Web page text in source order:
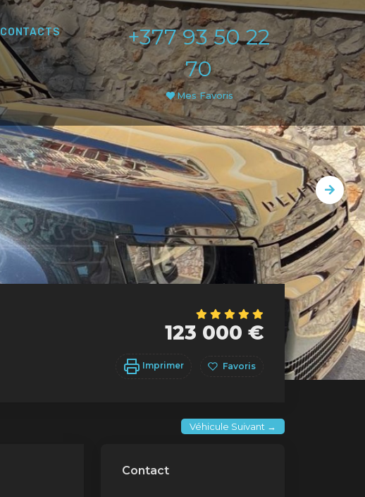
CONTACTS
+377 93 50 22
70
Mes Favoris
123 000 €
Imprimer Favoris
Véhicule Suivant →
Contact